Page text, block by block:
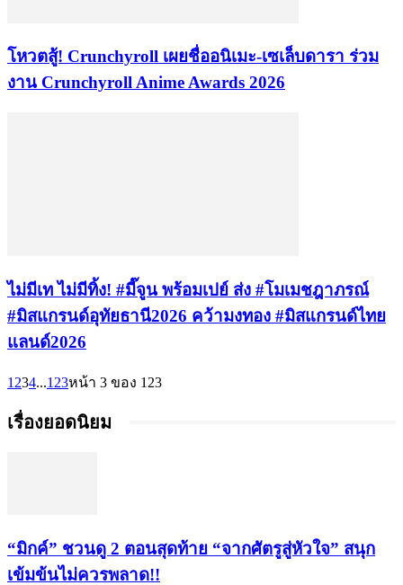
โหวตสู้! Crunchyroll เผยชื่ออนิเมะ-เซเล็บดารา ร่วม
งาน Crunchyroll Anime Awards 2026
ไม่มีเท ไม่มีทิ้ง! #มี๊จูน พร้อมเปย์ ส่ง #โมเมชฎาภรณ์
#มิสแกรนด์อุทัยธานี2026 คว้ามงทอง #มิสแกรนด์ไทย
แลนด์2026
1234...123หน้า 3 ของ 123
เรื่องยอดนิยม
“มิกค์” ชวนดู 2 ตอนสุดท้าย “จากศัตรูสู่หัวใจ” สนุก
เข้มข้นไม่ควรพลาด!!